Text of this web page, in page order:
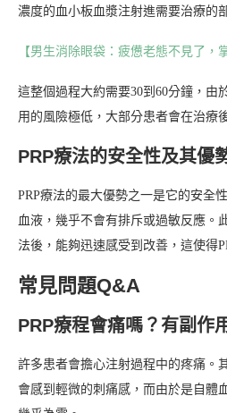
濃度的血小板血漿注射進需要治療的
【男生消除眼袋：疲憊老態不見了，
這整個過程大約需要30到60分鐘，由
用的風險極低，大部分患者會在治療
PRP療法的安全性及其優
PRP療法的最大優勢之一是它的安全
血液，幾乎不會有排斥或過敏反應。
法後，能夠迅速感受到改善，這使得
常見問題Q&A
PRP療程會痛嗎？有副作
許多患者會擔心注射過程中的疼痛。
會感到輕微的刺痛感，而由於是自體